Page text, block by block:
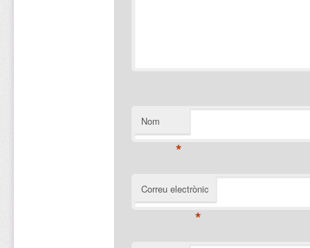
Nom
*
Correu electrònic
*